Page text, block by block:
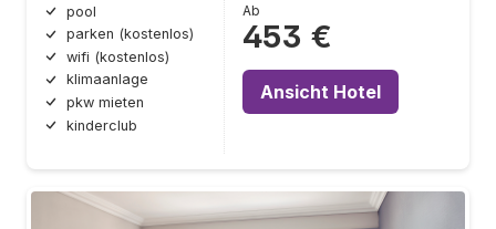
pool
parken (kostenlos)
wifi (kostenlos)
klimaanlage
pkw mieten
kinderclub
Ab
453 €
Ansicht Hotel